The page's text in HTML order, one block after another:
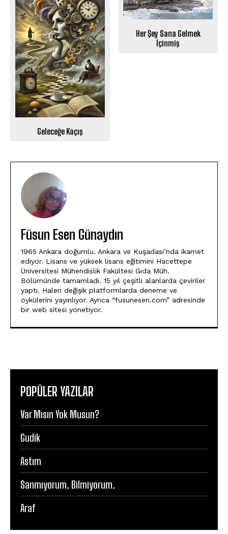
Geleceğe Kaçış
Her Şey Sana Gelmek
İçinmiş
Füsun Esen Günaydın
1965 Ankara doğumlu. Ankara ve Kuşadası’nda ikamet
ediyor. Lisans ve yüksek lisans eğitimini Hacettepe
Üniversitesi Mühendislik Fakültesi Gıda Müh.
Bölümünde tamamladı. 15 yıl çeşitli alanlarda çeviriler
yaptı. Halen değişik platformlarda deneme ve
öykülerini yayınlıyor. Ayrıca “fusunesen.com” adresinde
bir web sitesi yönetiyor.
POPÜLER YAZILAR
Var Mısın Yok Musun?
Gudik
Astım
Sanmıyorum. Bilmiyorum.
Araf